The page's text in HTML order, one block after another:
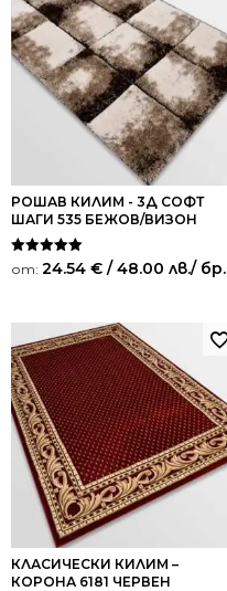
РОШАВ КИЛИМ - 3Д СОФТ
ШАГИ 535 БЕЖОВ/ВИЗОН
Оценено на
5.00
от: 24.54 € / 48.00 лв./ бр.
КЛАСИЧЕСКИ КИЛИМ –
КОРОНА 6181 ЧЕРВЕН